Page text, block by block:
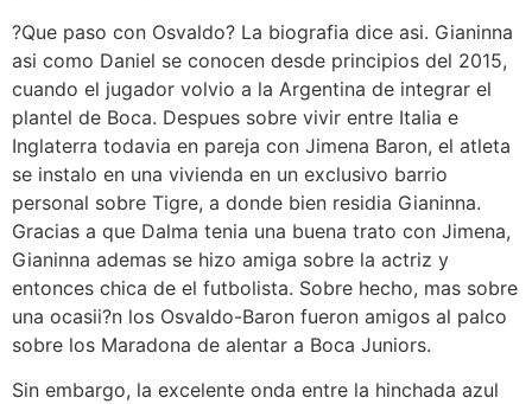
?Que paso con Osvaldo? La biografia dice asi. Gianinna
asi como Daniel se conocen desde principios del 2015,
cuando el jugador volvio a la Argentina de integrar el
plantel de Boca. Despues sobre vivir entre Italia e
Inglaterra todavia en pareja con Jimena Baron, el atleta
se instalo en una vivienda en un exclusivo barrio
personal sobre Tigre, a donde bien residia Gianinna.
Gracias a que Dalma tenia una buena trato con Jimena,
Gianinna ademas se hizo amiga sobre la actriz y
entonces chica de el futbolista. Sobre hecho, mas sobre
una ocasii?n los Osvaldo-Baron fueron amigos al palco
sobre los Maradona de alentar a Boca Juniors.
Sin embargo, la excelente onda entre la hinchada azul